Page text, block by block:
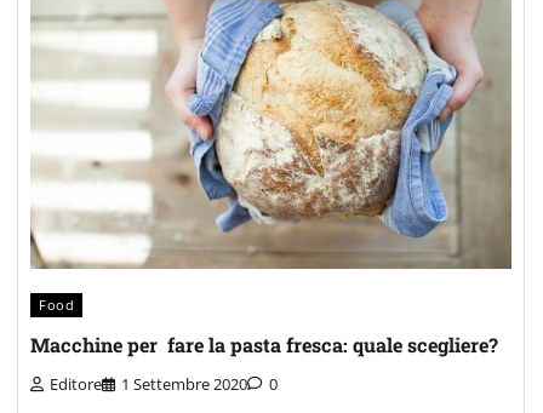
Food
Macchine per fare la pasta fresca: quale scegliere?
Editore 1 Settembre 2020 0